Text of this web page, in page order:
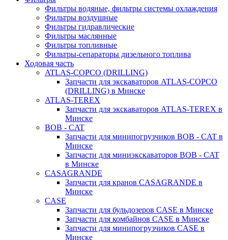
Фильтры водяные, фильтры системы охлаждения
Фильтры воздушные
Фильтры гидравлические
Фильтры маслянные
Фильтры топливные
Фильтры-сепараторы дизельного топлива
Ходовая часть
ATLAS-COPCO (DRILLING)
Запчасти для экскаваторов ATLAS-COPCO
(DRILLING) в Минске
ATLAS-TEREX
Запчасти для экскаваторов ATLAS-TEREX в
Минске
BOB - CAT
Запчасти для минипогрузчиков BOB - CAT в
Минске
Запчасти для миниэкскаваторов BOB - CAT
в Минске
CASAGRANDE
Запчасти для кранов CASAGRANDE в
Минске
CASE
Запчасти для бульдозеров CASE в Минске
Запчасти для комбайнов CASE в Минске
Запчасти для минипогрузчиков CASE в
Минске